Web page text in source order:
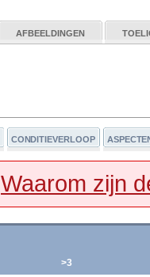
AFBEELDINGEN
CONDITIEVERLOOP
Waarom zijn
>3